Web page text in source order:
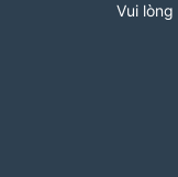
Vui